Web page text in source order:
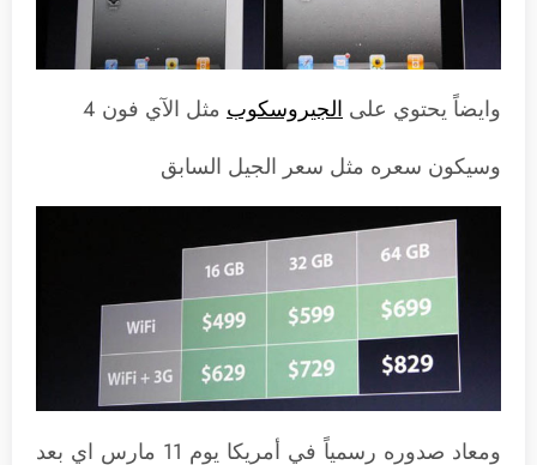
وايضاً يحتوي على الجيروسكوب مثل الآي فون 4
وسيكون سعره مثل سعر الجيل السابق
ومعاد صدوره رسمياً في أمريكا يوم 11 مارس اي بعد